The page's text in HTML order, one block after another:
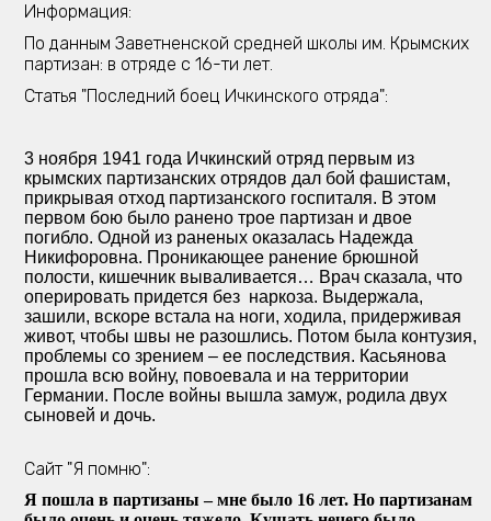
Информация:
По данным Заветненской средней школы им. Крымских
партизан: в отряде с 16-ти лет.
Статья "Последний боец Ичкинского отряда":
3 ноября 1941 года Ичкинский отряд первым из
крымских партизанских отрядов дал бой фашистам,
прикрывая отход партизанского госпиталя. В этом
первом бою было ранено трое партизан и двое
погибло. Одной из раненых оказалась Надежда
Никифоровна. Проникающее ранение брюшной
полости, кишечник вываливается… Врач сказала, что
оперировать придется без наркоза. Выдержала,
зашили, вскоре встала на ноги, ходила, придерживая
живот, чтобы швы не разошлись. Потом была контузия,
проблемы со зрением – ее последствия. Касьянова
прошла всю войну, повоевала и на территории
Германии. После войны вышла замуж, родила двух
сыновей и дочь.
Сайт "Я помню":
Я пошла в партизаны – мне было 16 лет. Но партизанам